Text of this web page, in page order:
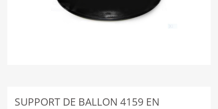
SUPPORT DE BALLON 4159 EN